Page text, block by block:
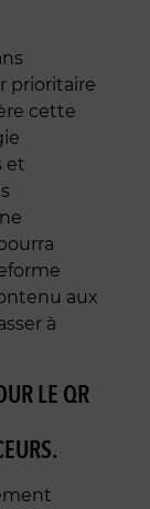
prioritaire
cette
et
aux
à
LE QR